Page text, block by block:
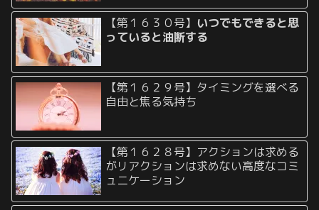
【第１６３０号】 いつでもできると思
っていると油断する
【第１６２９号】タイミングを選べる
自由と焦る気持ち
【第１６２８号】アクションは求める
がリアクションは求めない高度なコミ
ュニケーション